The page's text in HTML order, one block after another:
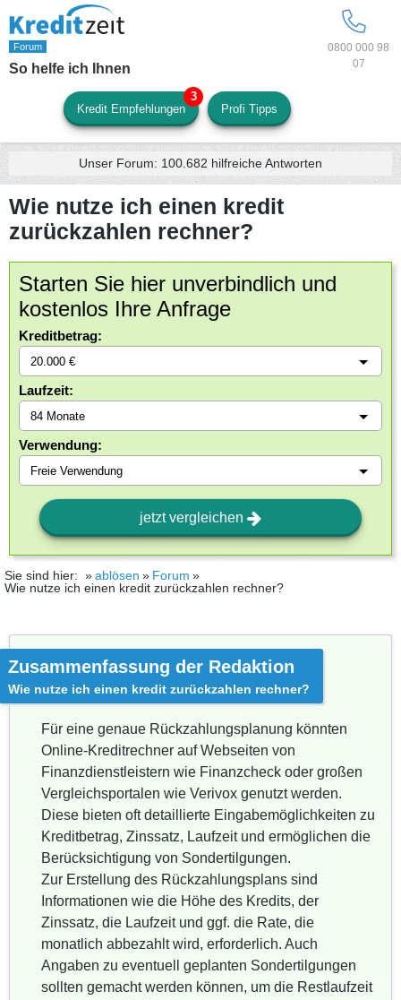
0800 000 98
07
So helfe ich Ihnen
Kredit Empfehlungen Profi Tipps
Unser Forum: 100.682 hilfreiche Antworten
Wie nutze ich einen kredit
zurückzahlen rechner?
Starten Sie hier unverbindlich und
kostenlos Ihre Anfrage
Kreditbetrag:
Laufzeit:
Verwendung:
jetzt vergleichen
Sie sind hier: ablösen
Forum
Wie nutze ich einen kredit zurückzahlen rechner?
Zusammenfassung der Redaktion
Wie nutze ich einen kredit zurückzahlen rechner?
Für eine genaue Rückzahlungsplanung könnten
Online-Kreditrechner auf Webseiten von
Finanzdienstleistern wie Finanzcheck oder großen
Vergleichsportalen wie Verivox genutzt werden.
Diese bieten oft detaillierte Eingabemöglichkeiten zu
Kreditbetrag, Zinssatz, Laufzeit und ermöglichen die
Berücksichtigung von Sondertilgungen.
Zur Erstellung des Rückzahlungsplans sind
Informationen wie die Höhe des Kredits, der
Zinssatz, die Laufzeit und ggf. die Rate, die
monatlich abbezahlt wird, erforderlich. Auch
Angaben zu eventuell geplanten Sondertilgungen
sollten gemacht werden können, um die Restlaufzeit